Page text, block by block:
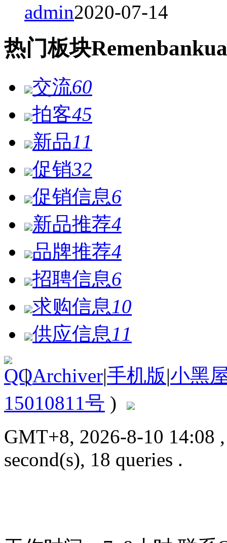
admin2020-07-14
热门板块Remen
交流60
拍客45
新品11
促销32
促销信息6
新品推荐4
品牌推荐4
招聘信息6
求购信息 10
供应信息 11
| Archiver|手机版|小黑
15010811号 )
GMT+8, 2026-8-10 14:08
second(s), 18 queries .